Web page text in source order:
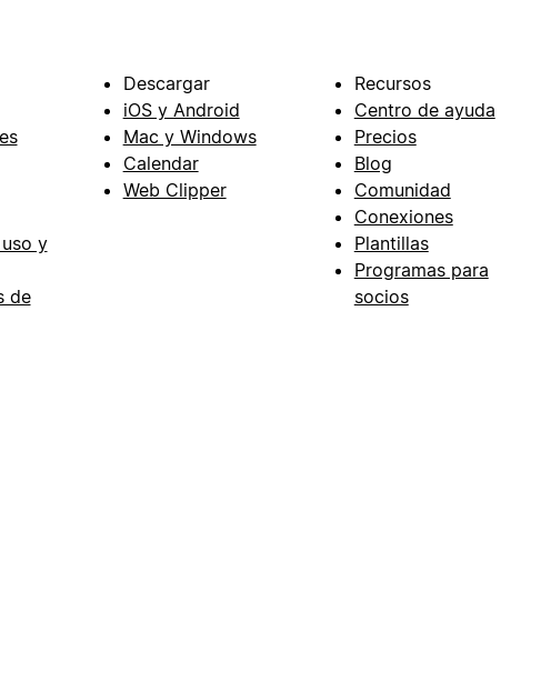
y
de
Descargar
iOS y Android
Mac y Windows
Calendar
Web Clipper
Recursos
Centro de ayuda
Precios
Blog
Comunidad
Conexiones
Plantillas
Programas para
socios